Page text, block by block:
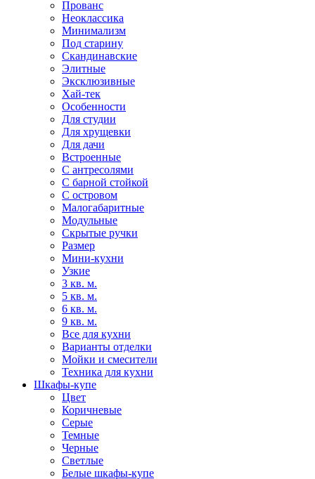
Прованс
Неоклассика
Минимализм
Под старину
Скандинавские
Элитные
Эксклюзивные
Хай-тек
Особенности
Для студии
Для хрущевки
Для дачи
Встроенные
С антресолями
С барной стойкой
С островом
Малогабаритные
Модульные
Скрытые ручки
Размер
Мини-кухни
Узкие
3 кв. м.
5 кв. м.
6 кв. м.
9 кв. м.
Все для кухни
Варианты отделки
Мойки и смесители
Техника для кухни
Шкафы-купе
Цвет
Коричневые
Серые
Темные
Черные
Светлые
Белые шкафы-купе